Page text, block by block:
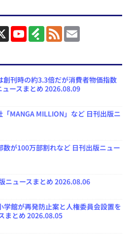
X
Y
o
u
e
C
h
n
n
F
e
l
F
e
l
創刊時の約3.3倍だが消費者物価指数
ースまとめ 2026.08.09
MANGA MILLION」など 日刊出版ニ
が100万部割れなど 日刊出版ニュー
ニュースまとめ 2026.08.06
学館が再発防止案と人権委員会設置を
まとめ 2026.08.05